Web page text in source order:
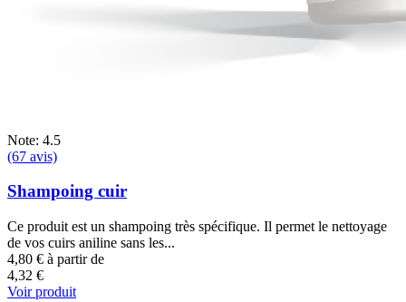
Note: 4.5
(67 avis)
Shampoing cuir
Ce produit est un shampoing très spécifique. Il permet le nettoyage
de vos cuirs aniline sans les...
4,80 € à partir de
4,32 €
Voir produit